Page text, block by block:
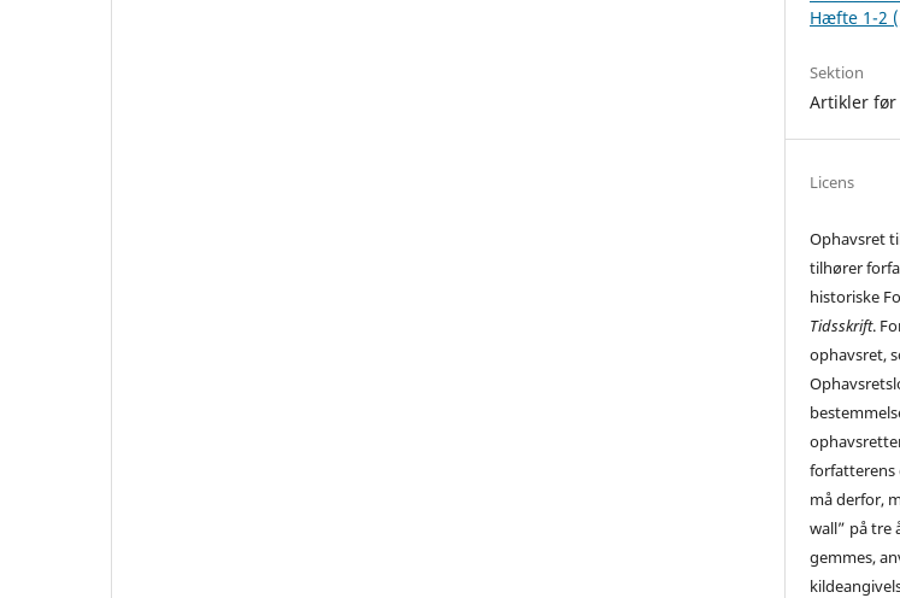
Hæfte 1-2
Sektion
Artikler før
Licens
Ophavsret
tilhører
historiske
Tidsskrift.
ophavsret,
forfatterens
må derfor,
wall” på tre
gemmes,